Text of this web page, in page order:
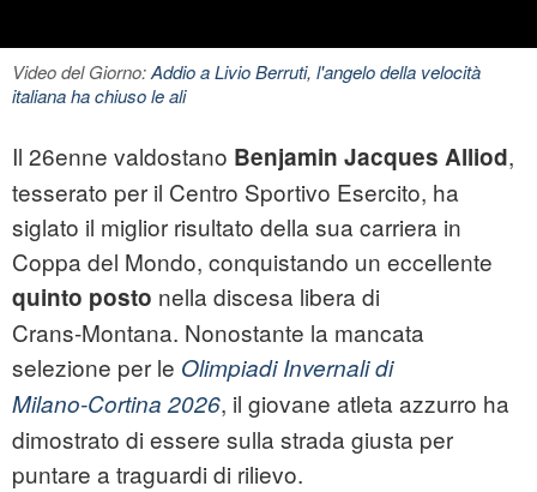
Video del Giorno:Addio a Livio Berruti, l'angelo della velocità
italiana ha chiuso le ali
Il 26enne valdostano Benjamin Jacques Alliod,
tesserato per il Centro Sportivo Esercito, ha
siglato il miglior risultato della sua carriera in
Coppa del Mondo, conquistando un eccellente
quinto posto nella discesa libera di
Crans‑Montana. Nonostante la mancata
selezione per le Olimpiadi Invernali di
Milano‑Cortina 2026, il giovane atleta azzurro ha
dimostrato di essere sulla strada giusta per
puntare a traguardi di rilievo.